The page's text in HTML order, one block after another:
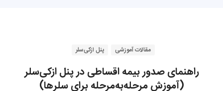
مقالات آموزشی پنل ازکی‌سلر
راهنمای صدور بیمه اقساطی در پنل ازکی‌سلر
(آموزش مرحله‌به‌مرحله برای سلرها)